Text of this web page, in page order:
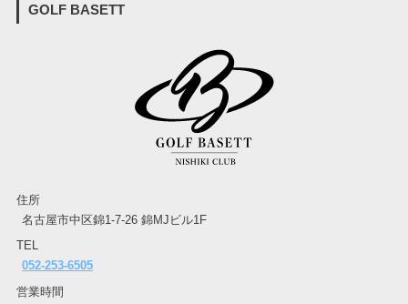
GOLF BASETT
住所
名古屋市中区錦1-7-26 錦MJビル1F
TEL
052-253-6505
営業時間